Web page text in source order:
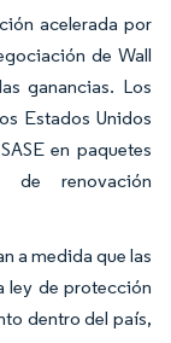
acelerada por
de Wall
ganancias. Los
Estados Unidos
en paquetes
de renovación
a medida que las
ley de protección
dentro del país,